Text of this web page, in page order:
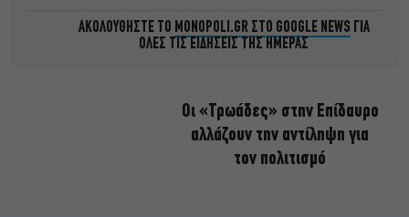
ΑΚΟΛΟΥΘΗΣΤΕ ΤΟ MONOPOLI.GR ΣΤΟ GOOGLE NEWS ΓΙΑ
ΟΛΕΣ ΤΙΣ ΕΙΔΗΣΕΙΣ ΤΗΣ ΗΜΕΡΑΣ
Οι «Τρωάδες» στην Επίδαυρο
αλλάζουν την αντίληψη για
τον πολιτισμό